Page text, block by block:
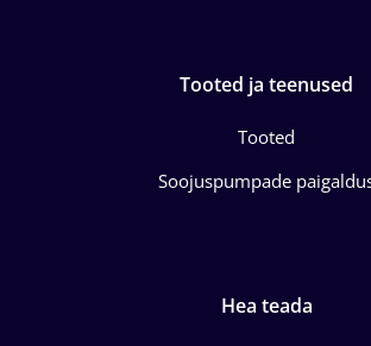
Tooted ja teenused
Tooted
Soojuspumpade
Hea teada